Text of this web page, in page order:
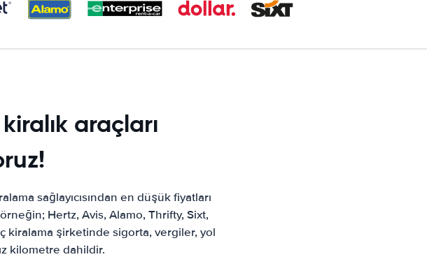
araçları
sağlayıcısından en düşük fiyatları
Hertz, Avis, Alamo, Thrifty, Sixt,
kiralama şirketinde sigorta, vergiler, yol
kilometre dahildir.